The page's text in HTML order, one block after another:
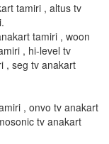
tamiri , altus tv
tamiri , woon
, hi-level tv
, seg tv anakart
, onvo tv anakart
tv anakart